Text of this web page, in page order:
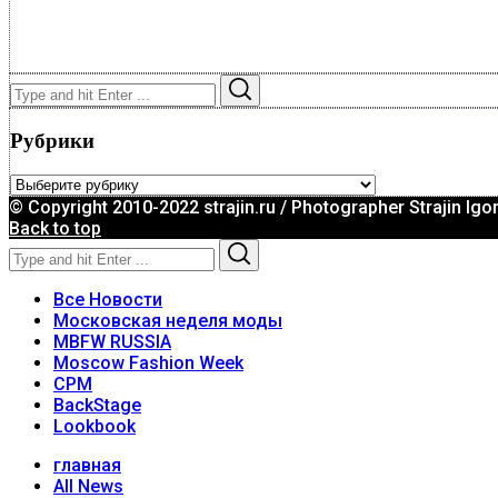
Search
for:
Рубрики
Рубрики
© Copyright 2010-2022 strajin.ru / Photographer Strajin Igor
Back to top
Search
for:
Все Новости
Московская неделя моды
MBFW RUSSIA
Moscow Fashion Week
CPM
BackStage
Lookbook
главная
All News